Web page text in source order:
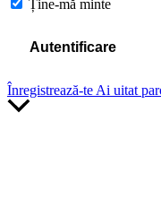
Ține-mă minte
Înregistrează-teAi uitat